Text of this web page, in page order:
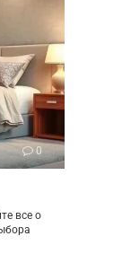
0
все о